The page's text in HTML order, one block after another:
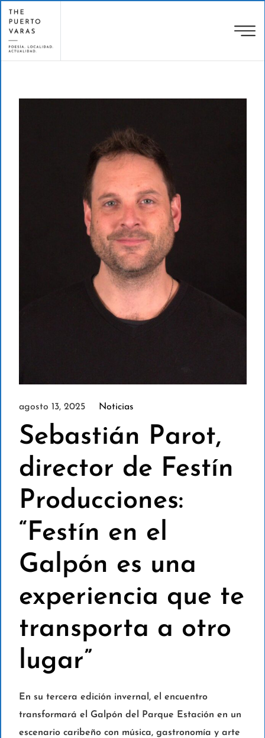
agosto 13, 2025 Noticias
Sebastián Parot,
director de Festín
Producciones:
“Festín en el
Galpón es una
experiencia que te
transporta a otro
lugar”
En su tercera edición invernal, el encuentro
transformará el Galpón del Parque Estación en un
escenario caribeño con música, gastronomía y arte